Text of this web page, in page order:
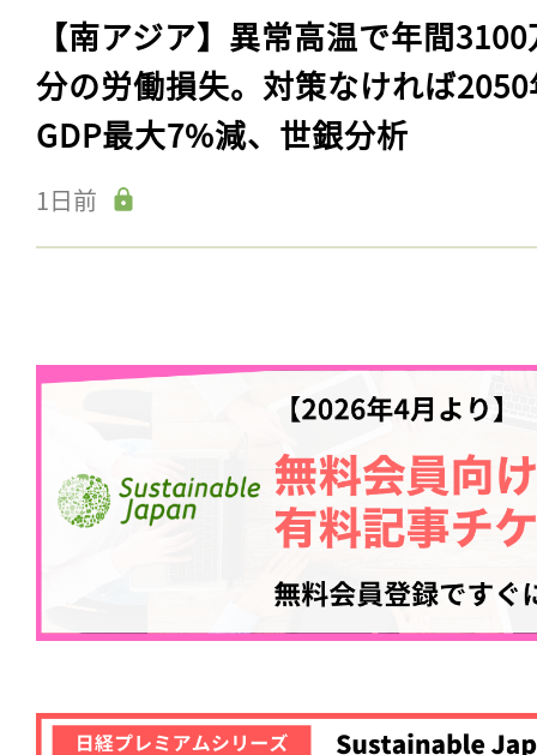
【南アジア】異常高温で年間
分の労働損失。対策なければ
GDP最大7%減、世銀分析
1日前